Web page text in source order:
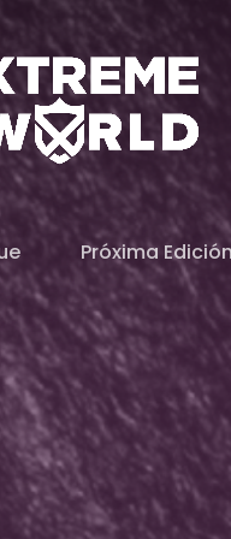
Próxima Edición